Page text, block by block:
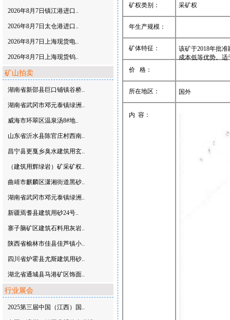
2026年8月7日镇江港进口..
2026年8月7日太仓港进口..
2026年8月7日上海现货电..
2026年8月7日上海现货钨..
矿山拍卖
湖南省新邵县巨口铺镇谷桥..
湖南省武冈市邓元泰镇绿洲..
威海市环翠区温泉汤8#地..
山东省沂水县陈官庄村西南..
昌宁县更戛乡臭水建筑用玄..
（建筑用辉绿岩）矿采矿权..
曲靖市麒麟区潇湘街道黑砂..
湖南省武冈市邓元泰镇绿洲..
新疆焉耆县建筑用砂24号..
寨子脑矿区建筑石料用灰岩..
陕西省榆林市佳县佳芦镇小..
四川省炉霍县尤斯建筑用砂..
湖北省通城县马港矿区饰面..
行业展会
2025第三届中国（江西）国..
矿权类别： 采矿权
年生产规模：
矿体特征：
该矿于2018年批
成本低等优势。
价 格：
所在地区： 国外
内 容：